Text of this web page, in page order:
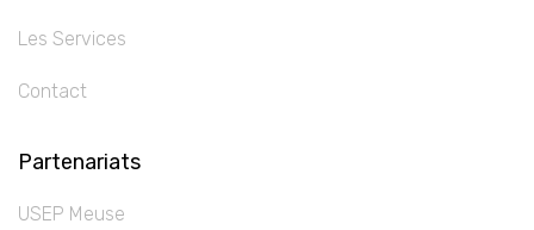
Les Services
Contact
Partenariats
USEP Meuse